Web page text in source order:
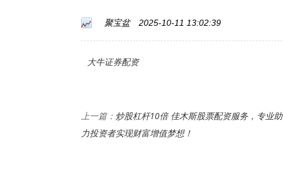
聚宝盆 2025-10-11 13:02:39
大牛证券配资
上一篇： 炒股杠杆10倍 佳木斯股票配资服务，专业助
力投资者实现财富增值梦想！